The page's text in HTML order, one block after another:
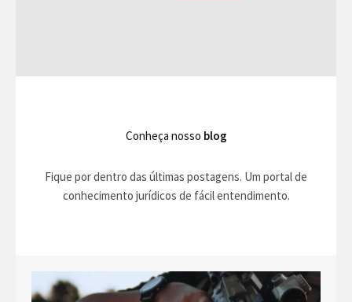
Conheça nosso blog
Fique por dentro das últimas postagens. Um portal de
conhecimento jurídicos de fácil entendimento.